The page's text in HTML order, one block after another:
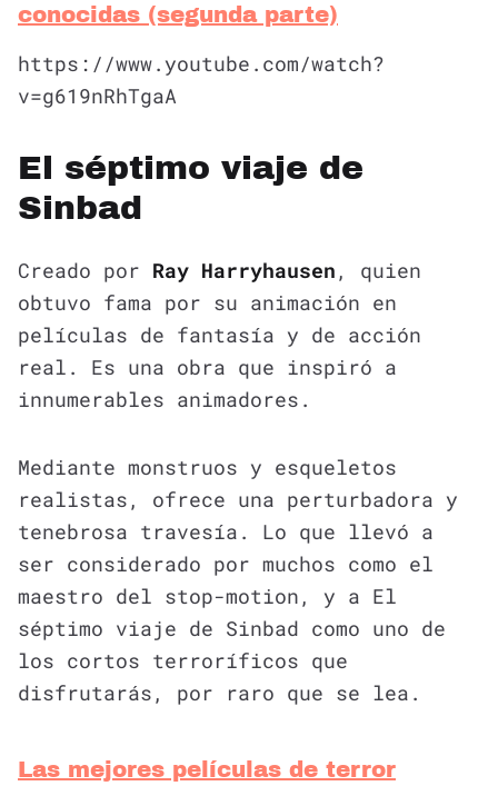
conocidas (segunda parte)
https://www.youtube.com/watch?
v=g619nRhTgaA
El séptimo viaje de
Sinbad
Creado por Ray Harryhausen , quien
obtuvo fama por su animación en
películas de fantasía y de acción
real. Es una obra que inspiró a
innumerables animadores.
Mediante monstruos y esqueletos
realistas, ofrece una perturbadora y
tenebrosa travesía. Lo que llevó a
ser considerado por muchos como el
maestro del stop-motion, y a El
séptimo viaje de Sinbad como uno de
los cortos terroríficos que
disfrutarás, por raro que se lea.
Las mejores películas de terror